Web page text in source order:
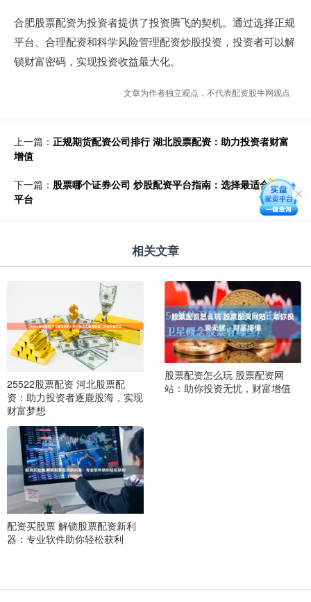
合肥股票配资为投资者提供了投资腾飞的契机。通过选择正规
平台、合理配资和科学风险管理配资炒股投资，投资者可以解
锁财富密码，实现投资收益最大化。
文章为作者独立观点，不代表配资股牛网观点
上一篇： 正规期货配资公司排行 湖北股票配资：助力投资者财富
增值
下一篇： 股票哪个证券公司 炒股配资平台指南：选择最适合您的
平台
相关文章
25522股票配资 河北股票配
资：助力投资者逐鹿股海，实现
财富梦想
股票配资怎么玩 股票配资网
站：助你投资无忧，财富增值
配资买股票 解锁股票配资新利
器：专业软件助你轻松获利